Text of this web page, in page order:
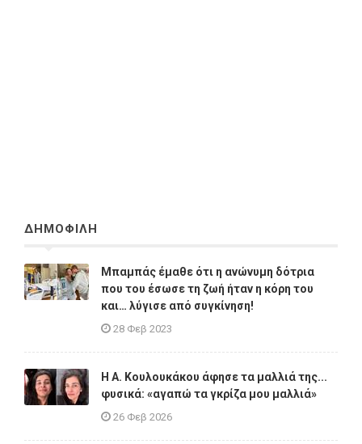
ΔΗΜΟΦΙΛΗ
Μπαμπάς έμαθε ότι η ανώνυμη δότρια
που του έσωσε τη ζωή ήταν η κόρη του
και… λύγισε από συγκίνηση!
28 Φεβ 2023
Η A. Κουλουκάκου άφησε τα μαλλιά της...
φυσικά: «αγαπώ τα γκρίζα μου μαλλιά»
26 Φεβ 2026